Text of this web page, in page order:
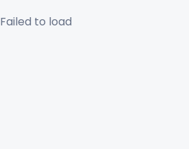
Failed to load